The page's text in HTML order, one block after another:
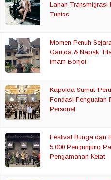
Lahan Transmigrasi
Tuntas
Momen Penuh
Garuda & Napak
Imam Bonjol
Kapolda Sumut:
Fondasi Penguatan
Personel
Festival Bunga dan
5.000 Pengunjung
Pengamanan Ketat